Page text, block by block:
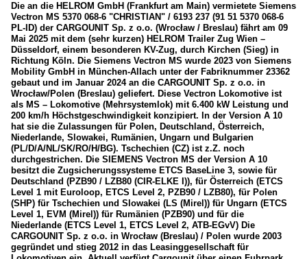
Die an die HELROM GmbH (Frankfurt am Main) vermietete Siemens
Vectron MS 5370 068-6 "CHRISTIAN" / 6193 237 (91 51 5370 068-6
PL-ID) der CARGOUNIT Sp. z o.o. (Wrocław / Breslau) fährt am 09
Mai 2025 mit dem (sehr kurzen) HELROM Trailer Zug Wien –
Düsseldorf, einem besonderen KV-Zug, durch Kirchen (Sieg) in
Richtung Köln. Die Siemens Vectron MS wurde 2023 von Siemens
Mobility GmbH in München-Allach unter der Fabriknummer 23362
gebaut und im Januar 2024 an die CARGOUNIT Sp. z o.o. in
Wrocław/Polen (Breslau) geliefert. Diese Vectron Lokomotive ist
als MS – Lokomotive (Mehrsystemlok) mit 6.400 kW Leistung und
200 km/h Höchstgeschwindigkeit konzipiert. In der Version A 10
hat sie die Zulassungen für Polen, Deutschland, Österreich,
Niederlande, Slowakei, Rumänien, Ungarn und Bulgarien
(PL/D/A/NL/SK/RO/H/BG). Tschechien (CZ) ist z.Z. noch
durchgestrichen. Die SIEMENS Vectron MS der Version A 10
besitzt die Zugsicherungssysteme ETCS BaseLine 3, sowie für
Deutschland (PZB90 / LZB80 (CIR-ELKE I)), für Österreich (ETCS
Level 1 mit Euroloop, ETCS Level 2, PZB90 / LZB80), für Polen
(SHP) für Tschechien und Slowakei (LS (Mirel)) für Ungarn (ETCS
Level 1, EVM (Mirel)) für Rumänien (PZB90) und für die
Niederlande (ETCS Level 1, ETCS Level 2, ATB-EGvV) Die
CARGOUNIT Sp. z o.o. in Wrocław (Breslau) / Polen wurde 2003
gegründet und stieg 2012 in das Leasinggesellschaft für